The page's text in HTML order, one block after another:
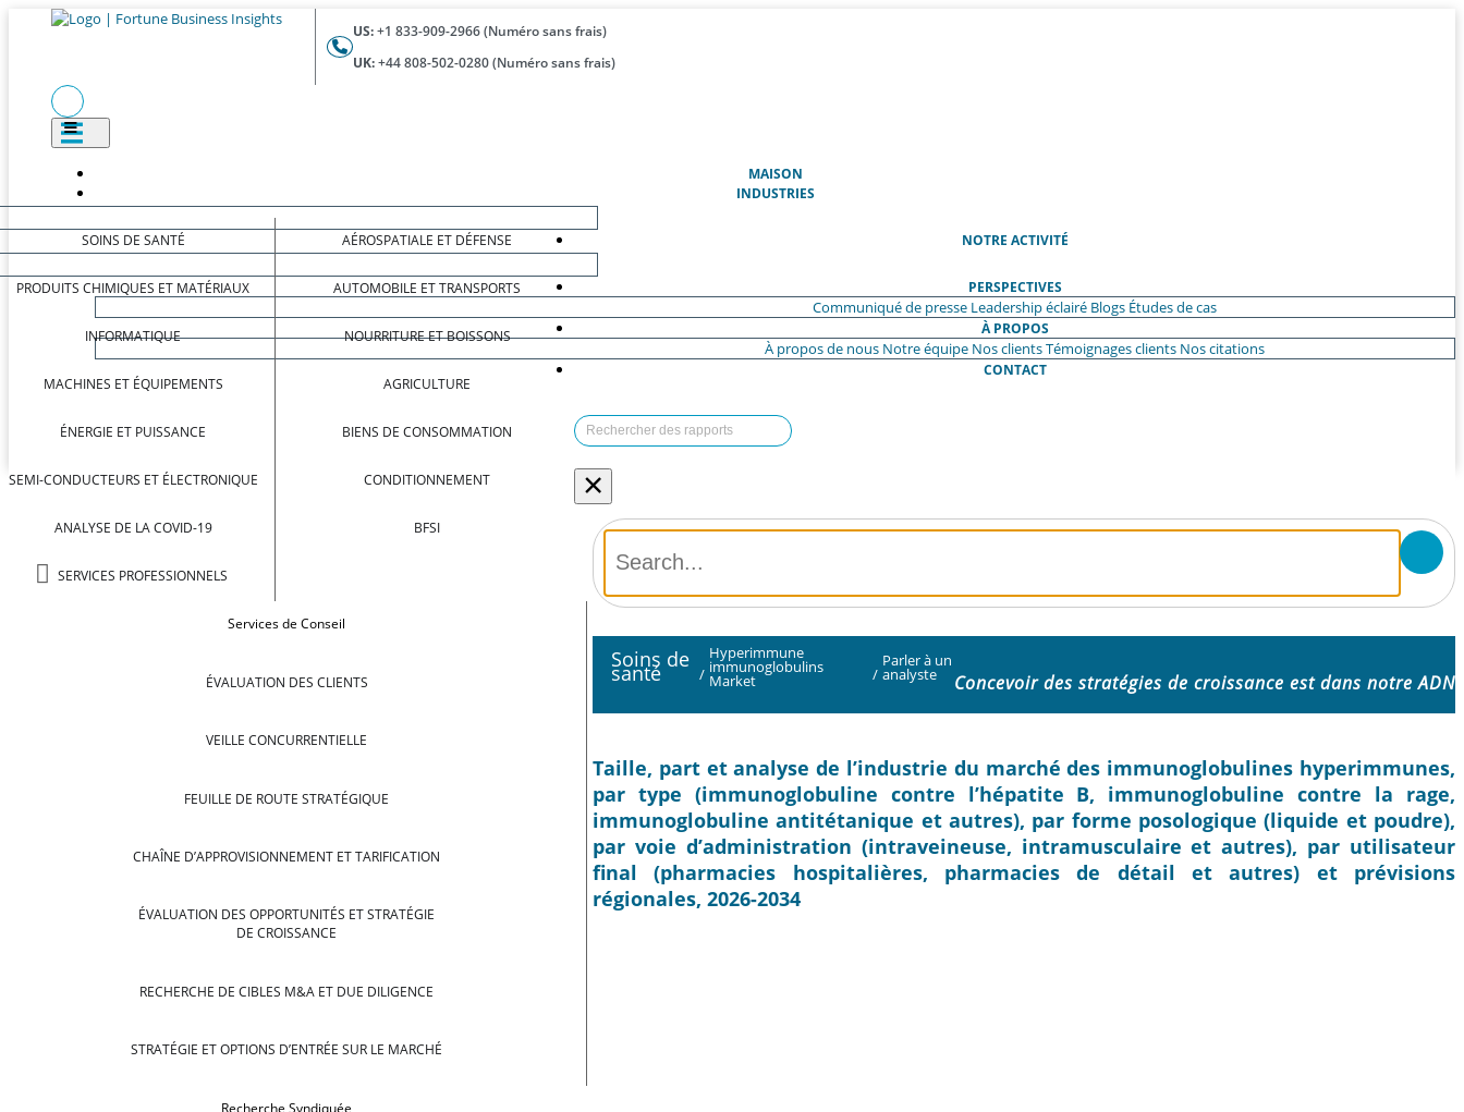
US:+1 833-909-2966 (Numéro sans frais)
UK:+44 808-502-0280 (Numéro sans frais)
MAISON(ACTUEL)
INDUSTRIES
SOINS DE SANTÉ
PRODUITS CHIMIQUES ET MATÉRIAUX
INFORMATIQUE
MACHINES ET ÉQUIPEMENTS
ÉNERGIE ET PUISSANCE
SEMI-CONDUCTEURS ET ÉLECTRONIQUE
ANALYSE DE LA COVID-19
SERVICES PROFESSIONNELS
AÉROSPATIALE ET DÉFENSE
AUTOMOBILE ET TRANSPORTS
NOURRITURE ET BOISSONS
AGRICULTURE
BIENS DE CONSOMMATION
CONDITIONNEMENT
BFSI
NOTRE ACTIVITÉ
Services de Conseil
ÉVALUATION DES CLIENTS
VEILLE CONCURRENTIELLE
FEUILLE DE ROUTE STRATÉGIQUE
CHAÎNE D’APPROVISIONNEMENT ET TARIFICATION
ÉVALUATION DES OPPORTUNITÉS ET STRATÉGIE
DE CROISSANCE
RECHERCHE DE CIBLES M&A ET DUE DILIGENCE
STRATÉGIE ET OPTIONS D’ENTRÉE SUR LE MARCHÉ
Recherche Syndiquée
PERSPECTIVES
Communiqué de presse Leadership éclairé Blogs Études de cas
À PROPOS
À propos de nous Notre équipe Nos clientsTémoignages clients Nos citations
CONTACT
×
Soins de
santé /
Hyperimmune
immunoglobulins
Market /
Parler à un
analyste Concevoir des stratégies de croissance est dans notre ADN
Taille, part et analyse de l’industrie du marché des immunoglobulines hyperimmunes,
par type (immunoglobuline contre l’hépatite B, immunoglobuline contre la rage,
immunoglobuline antitétanique et autres), par forme posologique (liquide et poudre),
par voie d’administration (intraveineuse, intramusculaire et autres), par utilisateur
final (pharmacies hospitalières, pharmacies de détail et autres) et prévisions
régionales, 2026-2034